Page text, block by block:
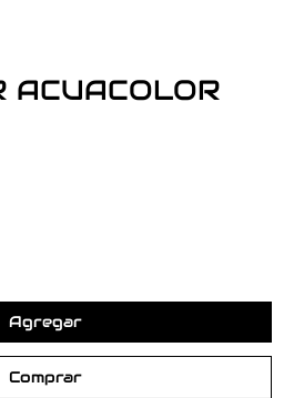
ACUACOLOR
Agregar
Comprar